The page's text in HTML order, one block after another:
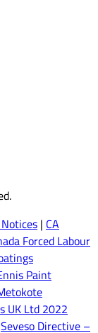
| CA
Forced Labour
Paint
UK Ltd 2022
Seveso Directive –